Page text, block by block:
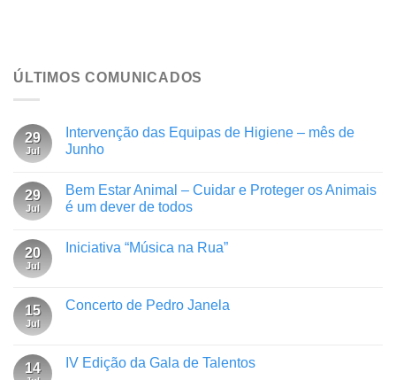
ÚLTIMOS COMUNICADOS
29
Jul
Intervenção das Equipas de Higiene – mês de
Junho
29
Jul
Bem Estar Animal – Cuidar e Proteger os Animais
é um dever de todos
20
Jul
Iniciativa “Música na Rua”
15
Jul
Concerto de Pedro Janela
14 IV Edição da Gala de Talentos